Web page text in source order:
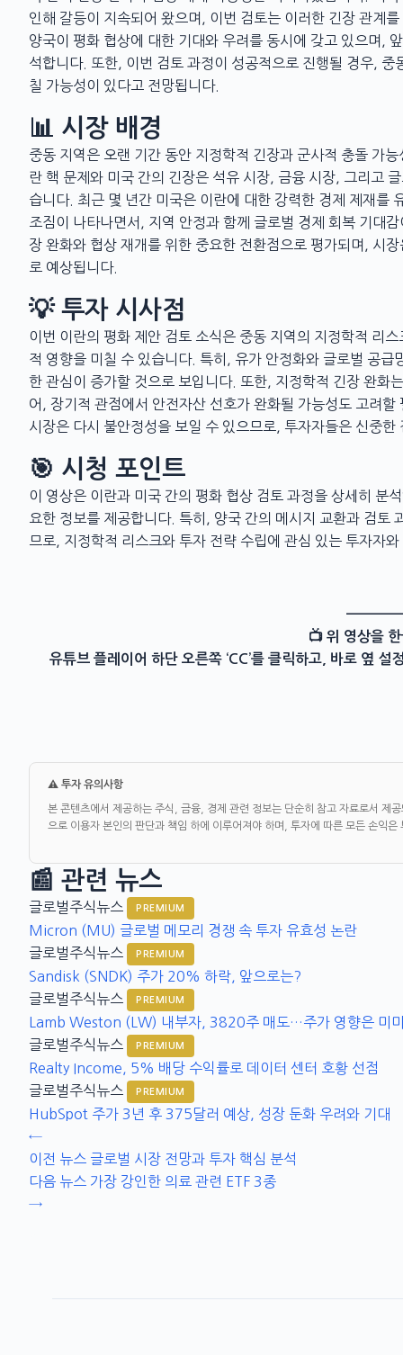
인해 갈등이 지속되어 왔으며, 이번 검토는 이러한 긴장 관계
양국이 평화 협상에 대한 기대와 우려를 동시에 갖고 있으며,
석합니다. 또한, 이번 검토 과정이 성공적으로 진행될 경우,
칠 가능성이 있다고 전망됩니다.
📊 시장 배경
중동 지역은 오랜 기간 동안 지정학적 긴장과 군사적 충돌 가
란 핵 문제와 미국 간의 긴장은 석유 시장, 금융 시장, 그리고
습니다. 최근 몇 년간 미국은 이란에 대한 강력한 경제 제재를
조짐이 나타나면서, 지역 안정과 함께 글로벌 경제 회복 기대
장 완화와 협상 재개를 위한 중요한 전환점으로 평가되며, 시
로 예상됩니다.
💡 투자 시사점
이번 이란의 평화 제안 검토 소식은 중동 지역의 지정학적 리
적 영향을 미칠 수 있습니다. 특히, 유가 안정화와 글로벌 공
한 관심이 증가할 것으로 보입니다. 또한, 지정학적 긴장 완화
어, 장기적 관점에서 안전자산 선호가 완화될 가능성도 고려
시장은 다시 불안정성을 보일 수 있으므로, 투자자들은 신중한
🎯 시청 포인트
이 영상은 이란과 미국 간의 평화 협상 검토 과정을 상세히 분
요한 정보를 제공합니다. 특히, 양국 간의 메시지 교환과 검토
므로, 지정학적 리스크와 투자 전략 수립에 관심 있는 투자자
📺 위 영상을
유튜브 플레이어 하단 오른쪽 ‘CC’를 클릭하고, 바로
⚠️ 투자 유의사항
본 콘텐츠에서 제공하는 주식, 금융, 경제 관련 정보는 단순히 참고 자료로서 제
으로 이용자 본인의 판단과 책임 하에 이루어져야 하며, 투자에 따른 모든 손익은
📰 관련 뉴스
글로벌주식뉴스 PREMIUM
Micron (MU) 글로벌 메모리 경쟁 속 투자 유효성 논란
글로벌주식뉴스
PREMIUM
Sandisk (SNDK) 주가 20% 하락, 앞으로는?
글로벌주식뉴스
PREMIUM
Lamb Weston (LW) 내부자, 3820주 매도…주가 영향은 미
글로벌주식뉴스
PREMIUM
Realty Income, 5% 배당 수익률로 데이터 센터 호황 선점
글로벌주식뉴스
PREMIUM
HubSpot 주가 3년 후 375달러 예상, 성장 둔화 우려와 기대
←
이전 뉴스 글로벌 시장 전망과 투자 핵심 분석
다음 뉴스 가장 강인한 의료 관련 ETF 3종
→